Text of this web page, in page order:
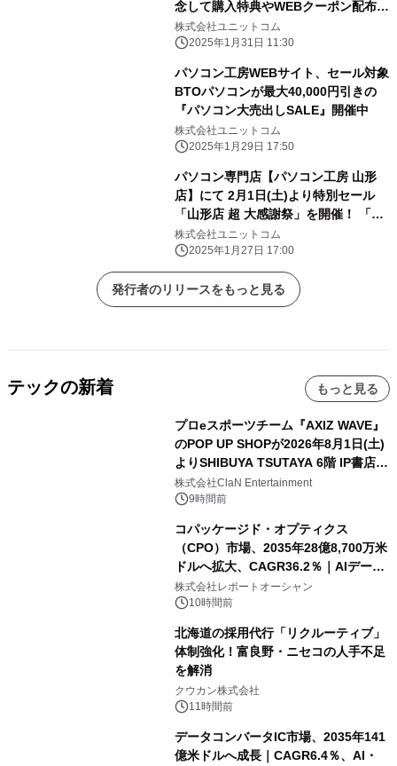
念して購入特典やWEBクーポン配布
さらに、サイン入りコラボPCが当たる
キャンペーン実施
株式会社ユニットコム
2025年1月31日 11:30
パソコン工房WEBサイト、セール対象
BTOパソコンが最大40,000円引きの
『パソコン大売出しSALE』開催中
株式会社ユニットコム
2025年1月29日 17:50
パソコン専門店【パソコン工房 山形
店】にて 2月1日(土)より特別セール
「山形店 超 大感謝祭」を開催！ 「オ
ススメ即納パソコン」を豊富に取り揃
え！ 更に「PCパーツ・周辺機器等の
セール商品」を記念プライスにてご奉
仕！
株式会社ユニットコム
2025年1月27日 17:00
発行者のリリースをもっと見る
テックの新着 もっと見る
プロeスポーツチーム『AXIZ WAVE』
のPOP UP SHOPが2026年8月1日(土)
よりSHIBUYA TSUTAYA 6階 IP書店で
開催決定！！
株式会社ClaN Entertainment
9時間前
コパッケージド・オプティクス
（CPO）市場、2035年28億8,700万米
ドルへ拡大、CAGR36.2％｜AIデータ
センター・高速光通信需要が成長を加
速
株式会社レポートオーシャン
10時間前
北海道の採用代行「リクルーティブ」
体制強化！富良野・ニセコの人手不足
を解消
クウカン株式会社
11時間前
データコンバータIC市場、2035年141
億米ドルへ成長｜CAGR6.4％、AI・